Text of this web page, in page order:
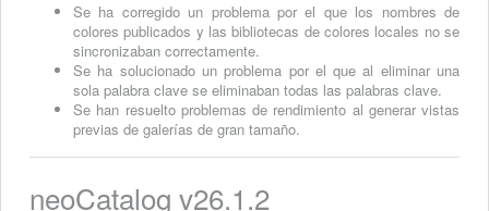
Se ha corregido un problema por el que los nombres de
colores publicados y las bibliotecas de colores locales no se
sincronizaban correctamente.
Se ha solucionado un problema por el que al eliminar una
sola palabra clave se eliminaban todas las palabras clave.
Se han resuelto problemas de rendimiento al generar vistas
previas de galerías de gran tamaño.
neoCatalog v26.1.2